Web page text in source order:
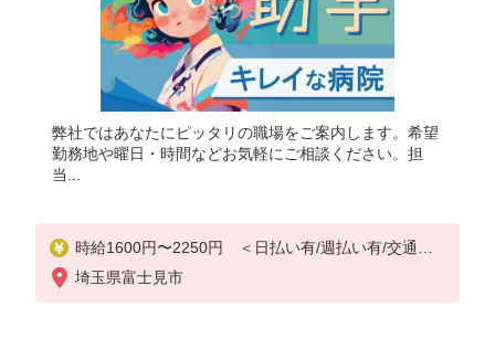
弊社ではあなたにピッタリの職場をご案内します。希望
勤務地や曜日・時間などお気軽にご相談ください。担
当...
時給1600円〜2250円 ＜日払い有/週払い有/交通費
全支給(ガソリン代含む)＞
埼玉県富士見市